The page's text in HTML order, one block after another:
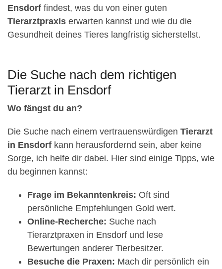
Ensdorf findest, was du von einer guten
Tierarztpraxis erwarten kannst und wie du die
Gesundheit deines Tieres langfristig sicherstellst.
Die Suche nach dem richtigen
Tierarzt in Ensdorf
Wo fängst du an?
Die Suche nach einem vertrauenswürdigen Tierarzt
in Ensdorf kann herausfordernd sein, aber keine
Sorge, ich helfe dir dabei. Hier sind einige Tipps, wie
du beginnen kannst:
Frage im Bekanntenkreis: Oft sind
persönliche Empfehlungen Gold wert.
Online-Recherche: Suche nach
Tierarztpraxen in Ensdorf und lese
Bewertungen anderer Tierbesitzer.
Besuche die Praxen: Mach dir persönlich ein